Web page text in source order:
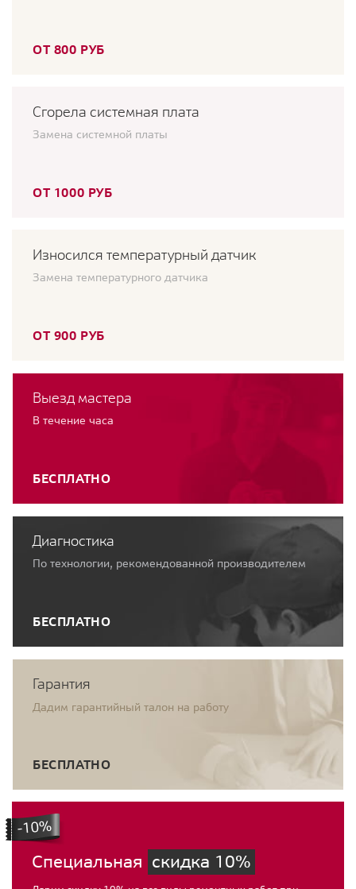
ОТ 800 РУБ
Сгорела системная плата
Замена системной платы
ОТ 1000 РУБ
Износился температурный датчик
Замена температурного датчика
ОТ 900 РУБ
Выезд мастера
В течение часа
БЕСПЛАТНО
Диагностика
По технологии, рекомендованной производителем
БЕСПЛАТНО
Гарантия
Дадим гарантийный талон на работу
БЕСПЛАТНО
Специальная скидка 10%